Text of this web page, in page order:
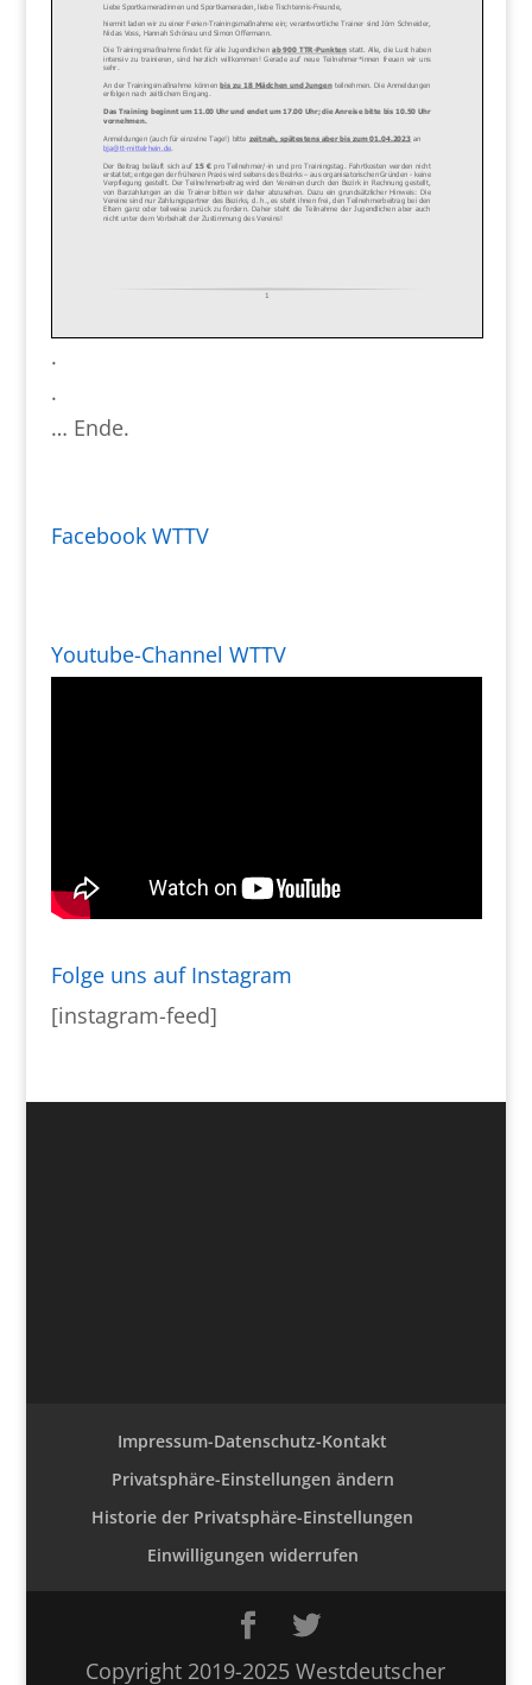
.
.
… Ende.
Facebook WTTV
Youtube-Channel WTTV
Folge uns auf Instagram
[instagram-feed]
Impressum-Datenschutz-Kontakt
Privatsphäre-Einstellungen ändern
Historie der Privatsphäre-Einstellungen
Einwilligungen widerrufen
Copyright 2019-2025 Westdeutscher